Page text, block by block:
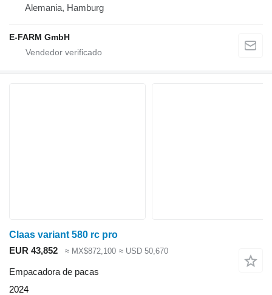
Alemania, Hamburg
E-FARM GmbH
Claas variant 580 rc pro
EUR 43,852
≈ MX$872,100 ≈ USD 50,670
Empacadora de pacas
2024